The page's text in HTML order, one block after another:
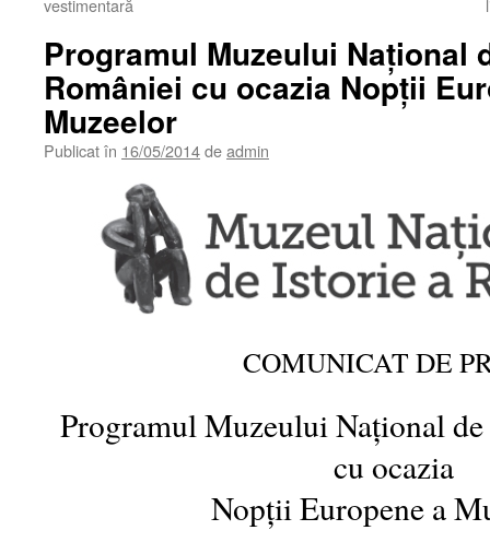
vestimentară
Programul Muzeului Național
României cu ocazia Nopții
Muzeelor
Publicat în 16/05/2014deadmin
COMUNICAT DE
Programul Muzeului Național
cu ocazia
Nopții Europene a